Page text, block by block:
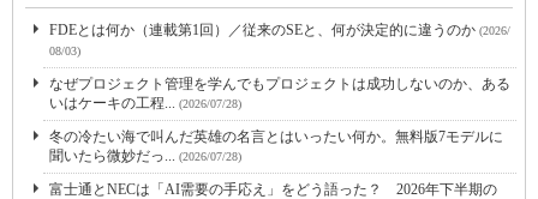
FDEとは何か（連載第1回）／従来のSEと、何が決定的に違うのか (2026/
08/03)
なぜプロジェクト管理を学んでもプロジェクトは成功しないのか、ある
いはケーキの工程... (2026/07/28)
冬の冷たい海で叫んだ英雄の名言とはいったい何か。無料版7モデルに
聞いたら微妙だっ... (2026/07/28)
富士通とNECは「AI需要の手応え」をどう語った？ 2026年下半期の